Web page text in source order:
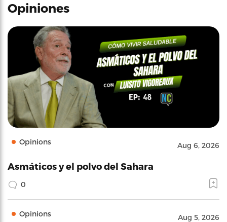
Opiniones
Opinions Aug 6, 2026
Asmáticos y el polvo del Sahara
0
Opinions Aug 5, 2026